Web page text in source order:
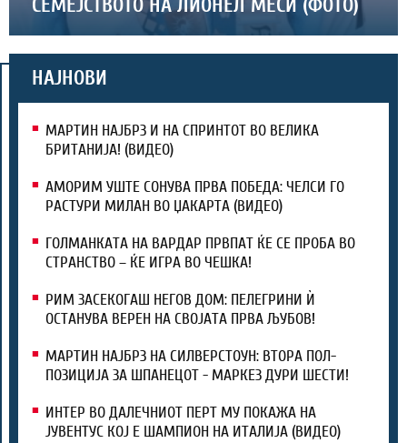
СЕМЕЈСТВОТО НА ЛИОНЕЛ МЕСИ (ФОТО)
НАЈНОВИ
МАРТИН НАЈБРЗ И НА СПРИНТОТ ВО ВЕЛИКА
БРИТАНИЈА! (ВИДЕО)
АМОРИМ УШТЕ СОНУВА ПРВА ПОБЕДА: ЧЕЛСИ ГО
РАСТУРИ МИЛАН ВО ЏАКАРТА (ВИДЕО)
ГОЛМАНКАТА НА ВАРДАР ПРВПАТ ЌЕ СЕ ПРОБА ВО
СТРАНСТВО – ЌЕ ИГРА ВО ЧЕШКА!
РИМ ЗАСЕКОГАШ НЕГОВ ДОМ: ПЕЛЕГРИНИ Ѝ
ОСТАНУВА ВЕРЕН НА СВОЈАТА ПРВА ЉУБОВ!
МАРТИН НАЈБРЗ НА СИЛВЕРСТОУН: ВТОРА ПОЛ-
ПОЗИЦИЈА ЗА ШПАНЕЦОТ - МАРКЕЗ ДУРИ ШЕСТИ!
ИНТЕР ВО ДАЛЕЧНИОТ ПЕРТ МУ ПОКАЖА НА
ЈУВЕНТУС КОЈ Е ШАМПИОН НА ИТАЛИЈА (ВИДЕО)